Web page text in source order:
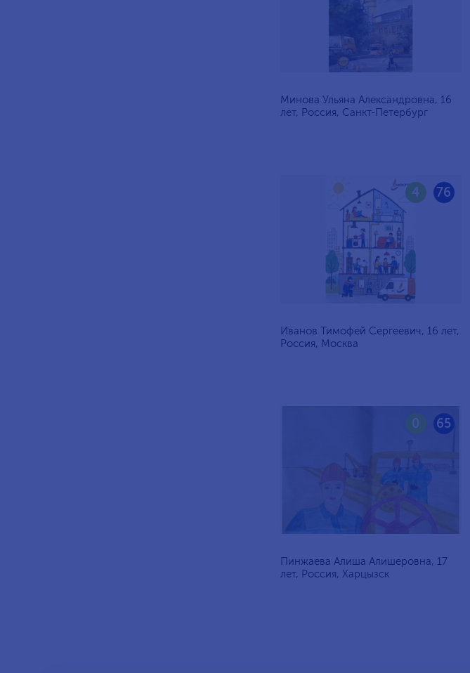
Минова Ульяна Александровна, 16
лет, Россия, Санкт-Петербург
76
4
Иванов Тимофей Сергеевич, 16 лет,
Россия, Москва
65
0
Пинжаева Алиша Алишеровна, 17
лет, Россия, Харцызск